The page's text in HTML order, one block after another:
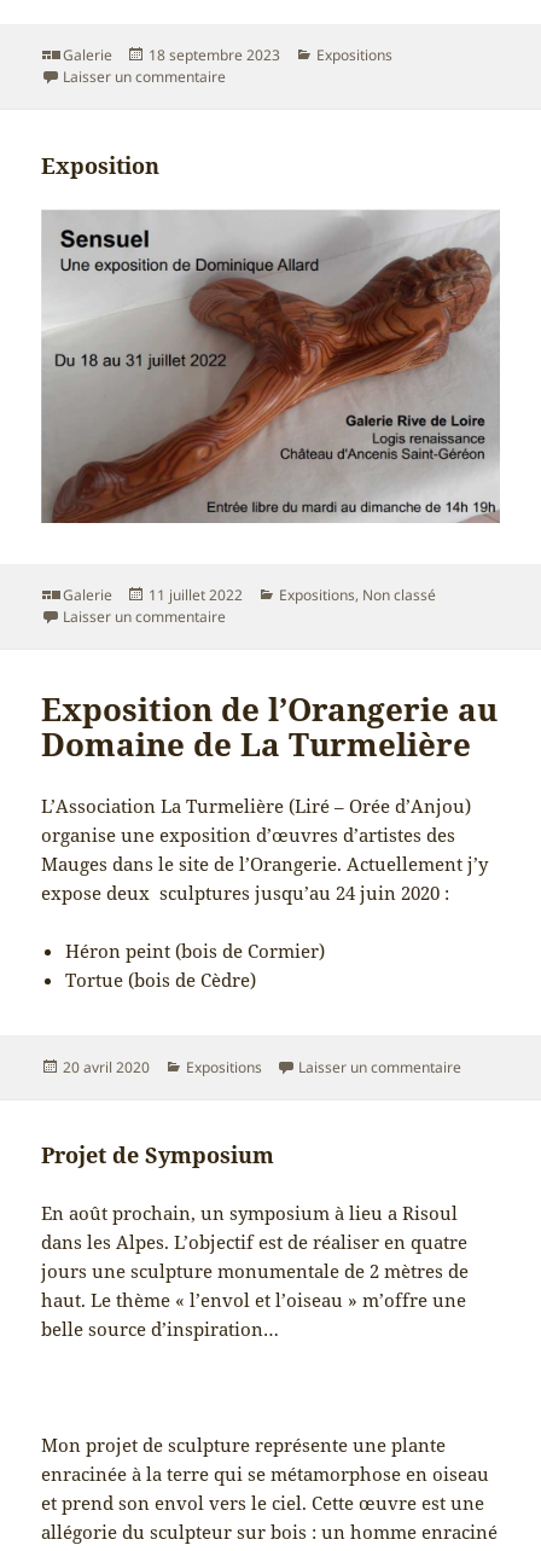
Format
Galerie
Publié
le
18 septembre 2023 Catégories
Expositions
Laisser un commentairesur Exposition à la galerie Rives de Loire au
Exposition
Format
Galerie
Publié
le
11 juillet 2022 Catégories
Expositions, Non classé
Laisser un commentairesur Exposition
Exposition de l’Orangerie au
Domaine de La Turmelière
L’Association La Turmelière (Liré – Orée d’Anjou)
organise une exposition d’œuvres d’artistes des
Mauges dans le site de l’Orangerie. Actuellement j’y
expose deux sculptures jusqu’au 24 juin 2020 :
Héron peint (bois de Cormier)
Tortue (bois de Cèdre)
Publié
20 avril 2020 Catégories
Expositions Laisser un commentairesur
Projet de Symposium
En août prochain, un symposium à lieu a Risoul
dans les Alpes. L’objectif est de réaliser en quatre
jours une sculpture monumentale de 2 mètres de
haut. Le thème « l’envol et l’oiseau » m’offre une
belle source d’inspiration…
Mon projet de sculpture représente une plante
enracinée à la terre qui se métamorphose en oiseau
et prend son envol vers le ciel. Cette œuvre est une
allégorie du sculpteur sur bois : un homme enraciné